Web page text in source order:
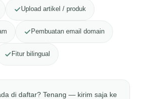
Upload artikel / produk
Pembuatan email domain
Fitur bilingual
di daftar? Tenang — kirim saja ke